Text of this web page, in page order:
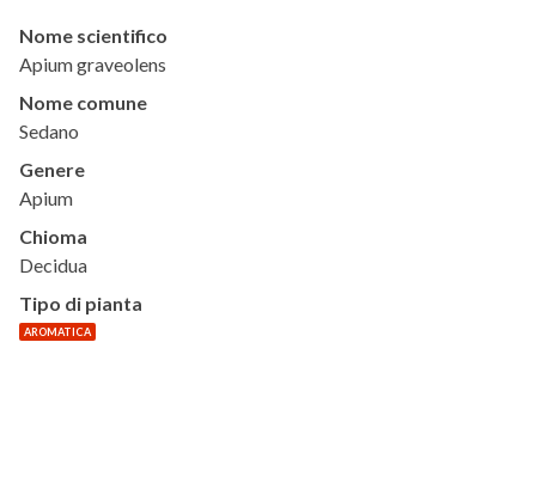
Nome scientifico
Apium graveolens
Nome comune
Sedano
Genere
Apium
Chioma
Decidua
Tipo di pianta
AROMATICA